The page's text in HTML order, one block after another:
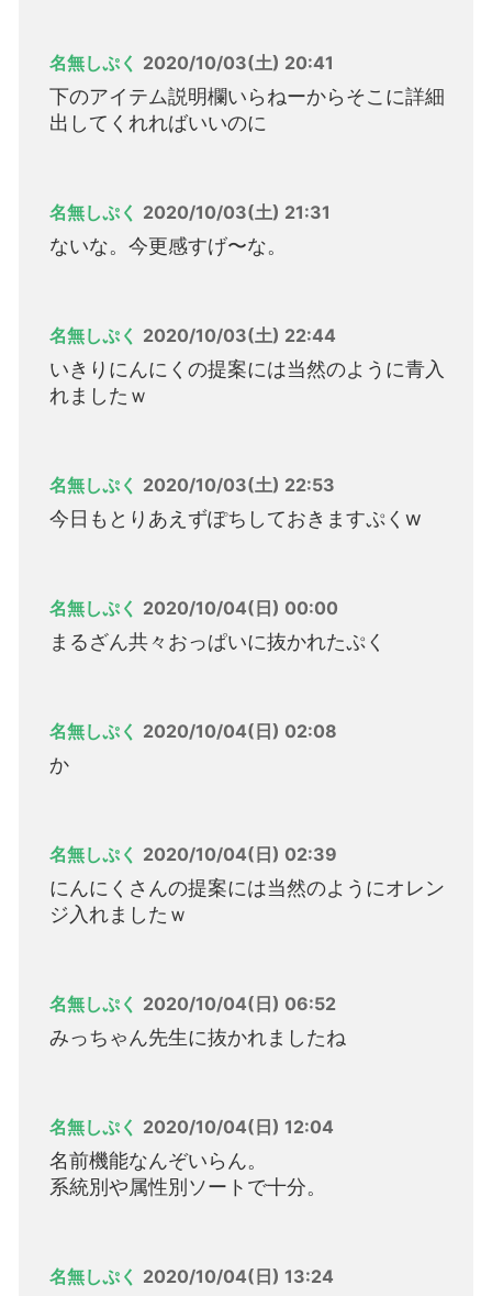
名無しぷく 2020/10/03(土) 20:41
下のアイテム説明欄いらねーからそこに詳細
出してくれればいいのに
名無しぷく 2020/10/03(土) 21:31
ないな。今更感すげ〜な。
名無しぷく 2020/10/03(土) 22:44
いきりにんにくの提案には当然のように青入
れましたｗ
名無しぷく 2020/10/03(土) 22:53
今日もとりあえずぽちしておきますぷくw
名無しぷく 2020/10/04(日) 00:00
まるざん共々おっぱいに抜かれたぷく
名無しぷく 2020/10/04(日) 02:08
か
名無しぷく 2020/10/04(日) 02:39
にんにくさんの提案には当然のようにオレン
ジ入れましたｗ
名無しぷく 2020/10/04(日) 06:52
みっちゃん先生に抜かれましたね
名無しぷく 2020/10/04(日) 12:04
名前機能なんぞいらん。
系統別や属性別ソートで十分。
名無しぷく 2020/10/04(日) 13:24